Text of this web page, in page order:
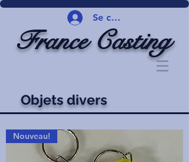
Se connecter
France Casting
Objets divers
Nouveau!